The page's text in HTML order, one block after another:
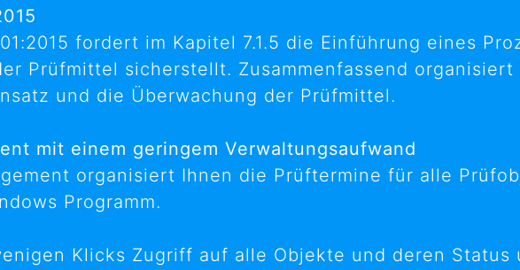
fordert im Kapitel 7.1.5 die Einführung eines
Prüfmittel sicherstellt. Zusammenfassend
und die Überwachung der Prüfmittel.
mit einem geringem Verwaltungsaufwand
organisiert Ihnen die Prüftermine für alle
Programm.
Klicks Zugriff auf alle Objekte und deren